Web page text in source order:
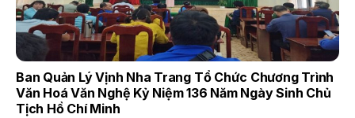
Ban Quản Lý Vịnh Nha Trang Tổ Chức Chương Trình
Văn Hoá Văn Nghệ Kỷ Niệm 136 Năm Ngày Sinh Chủ
Tịch Hồ Chí Minh